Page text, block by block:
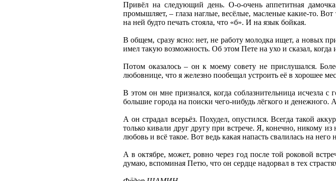
Привёл на следующий день. О-о-очень аппетитная
промышляет, – глаза наглые, весёлые, масленые какие-то.
на ней будто печать стояла, что «б». И на язык бойкая.
В общем, сразу ясно: нет, не работу молодка ищет, а новых
имел такую возможность. Об этом Пете на ухо и сказал,
Потом оказалось – он к моему совету не прислушался.
любовнице, что я железно пообещал устроить её в хорошее
В этом он мне признался, когда соблазнительница исчезла с
большие города на поиски чего-нибудь лёгкого и денежного.
А он страдал всерьёз. Похудел, опустился. Всегда такой
только кивали друг другу при встрече. Я, конечно, никому
любовь и всё такое. Вот ведь какая напасть свалилась на него
А в октябре, может, ровно через год после той роковой
думаю, вспоминая Петю, что он сердце надорвал в тех